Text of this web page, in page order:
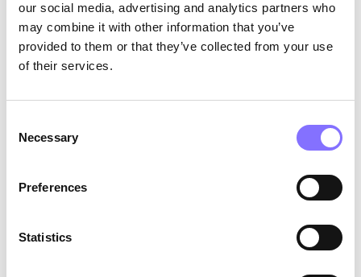
our social media, advertising and analytics partners who
may combine it with other information that you’ve
provided to them or that they’ve collected from your use
of their services.
Selection
Necessary
Preferences
Statistics
Photo by Adam Winger
on
εκπαιδευτές να γίνουν καλύτεροι. Κατά τη
διάρκεια της τεράστιας αλλαγής στον τρόπο
διδασκαλίας, πρέπει να εστιάσουμε στην
παρέχοντας τους τα κατάλληλα εφόδια για να
επιτύχουν επαγγελματικά. Την ίδια στιγμή, ολοένα
προτίμηση για
, γεγονός
που συμβάλλει στις δυσκολίες πρόσληψης στην